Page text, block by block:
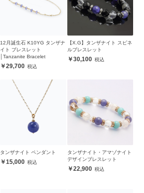
12月誕生石 K10YG タンザナ
イト ブレスレット
│Tanzanite Bracelet
29,700
【X.G】タンザナイト スピネ
ルブレスレット
30,100
タンザナイト ペンダント
15,000
タンザナイト・アマゾナイト
デザインブレスレット
22,900